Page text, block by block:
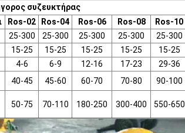
συζευκτήρας
Ros-02 Ros-04 Ros-06 Ros-08 Ros-10
25-300 25-300 25-300 25-300 25-300
15-25 15-25 15-25 15-25 15-25
4-6 6-9 12-16 17-23 29-36
40-45 45-60 60-70 70-80 90-100
50-75 70-110 180-250 300-400 550-650